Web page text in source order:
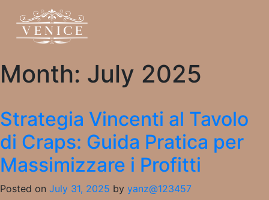
Month: July 2025
Strategia Vincenti al Tavolo
di Craps: Guida Pratica per
Massimizzare i Profitti
Posted on July 31, 2025 by yanz@123457